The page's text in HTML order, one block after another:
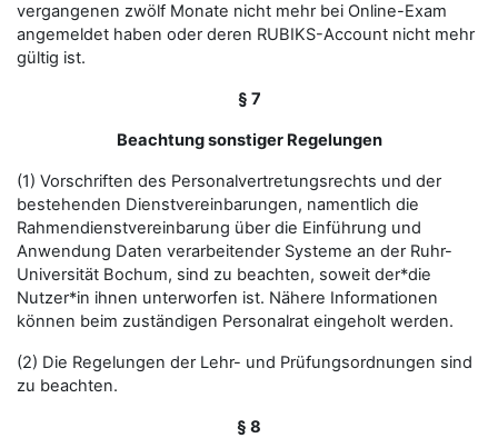
vergangenen zwölf Monate nicht mehr bei Online-Exam
angemeldet haben oder deren RUBIKS-Account nicht mehr
gültig ist.
§ 7
Beachtung sonstiger Regelungen
(1) Vorschriften des Personalvertretungsrechts und der
bestehenden Dienstvereinbarungen, namentlich die
Rahmendienstvereinbarung über die Einführung und
Anwendung Daten verarbeitender Systeme an der Ruhr-
Universität Bochum, sind zu beachten, soweit der*die
Nutzer*in ihnen unterworfen ist. Nähere Informationen
können beim zuständigen Personalrat eingeholt werden.
(2) Die Regelungen der Lehr- und Prüfungsordnungen sind
zu beachten.
§ 8